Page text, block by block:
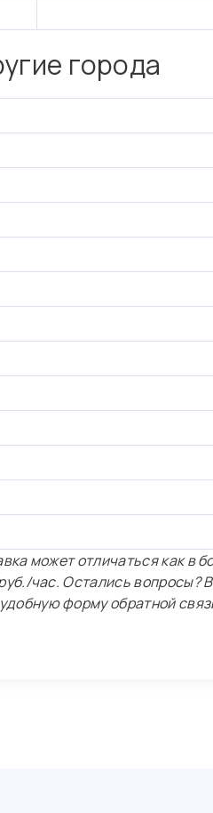
города
может отличаться как
час. Остались вопросы?
форму обратной